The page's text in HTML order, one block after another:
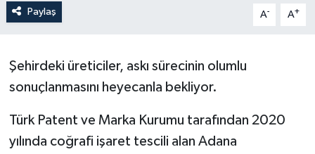
Paylaş A- A+
Şehirdeki üreticiler, askı sürecinin olumlu
sonuçlanmasını heyecanla bekliyor.
Türk Patent ve Marka Kurumu tarafından 2020
yılında coğrafi işaret tescili alan Adana